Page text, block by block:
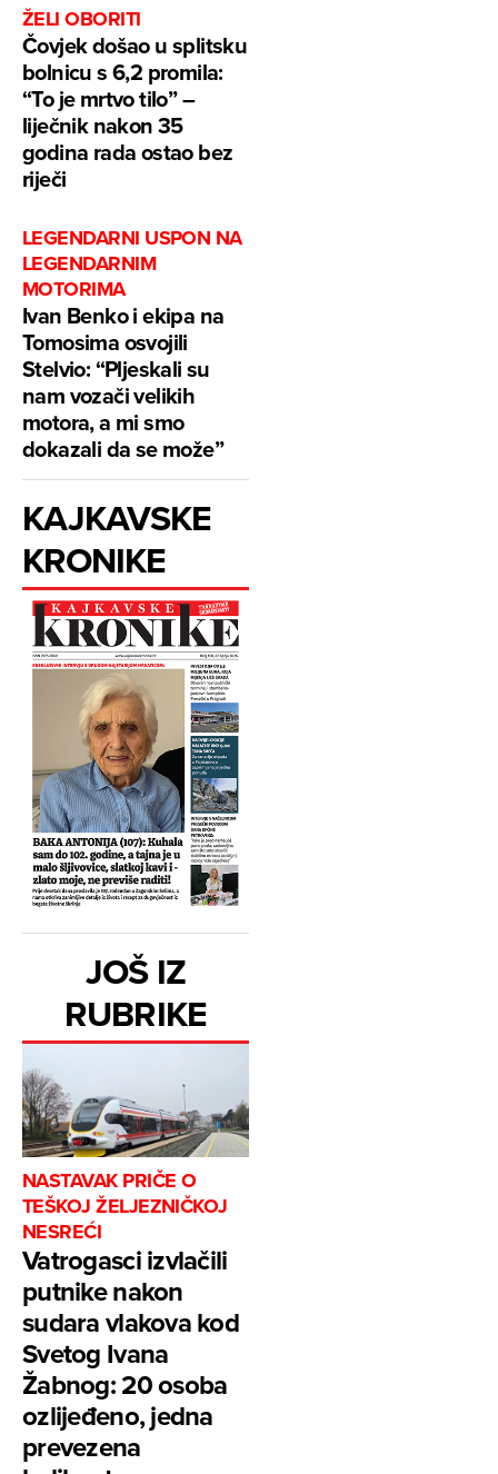
ŽELI OBORITI
Čovjek došao u splitsku
bolnicu s 6,2 promila:
“To je mrtvo tilo” –
liječnik nakon 35
godina rada ostao bez
riječi
LEGENDARNI USPON NA
LEGENDARNIM
MOTORIMA
Ivan Benko i ekipa na
Tomosima osvojili
Stelvio: “Pljeskali su
nam vozači velikih
motora, a mi smo
dokazali da se može”
KAJKAVSKE
KRONIKE
JOŠ IZ
RUBRIKE
NASTAVAK PRIČE O
TEŠKOJ ŽELJEZNIČKOJ
NESREĆI
Vatrogasci izvlačili
putnike nakon
sudara vlakova kod
Svetog Ivana
Žabnog: 20 osoba
ozlijeđeno, jedna
prevezena